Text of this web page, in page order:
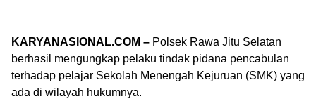
KARYANASIONAL.COM – Polsek Rawa Jitu Selatan
berhasil mengungkap pelaku tindak pidana pencabulan
terhadap pelajar Sekolah Menengah Kejuruan (SMK) yang
ada di wilayah hukumnya.